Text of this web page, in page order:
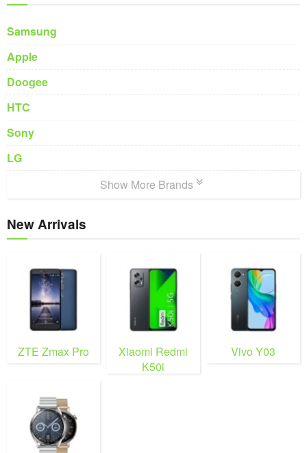
Samsung
Apple
Doogee
HTC
Sony
LG
Show More Brands
New Arrivals
ZTE Zmax Pro
Xiaomi Redmi
K50i
Vivo Y03